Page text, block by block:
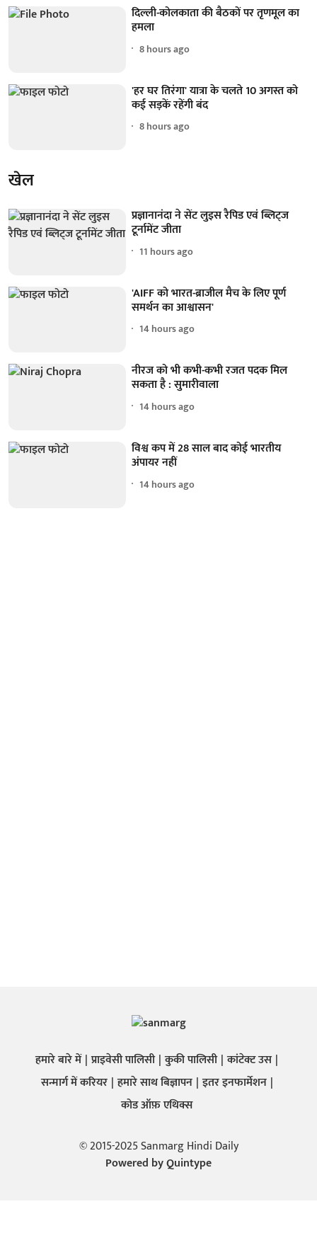
दिल्ली-कोलकाता की बैठकों पर तृणमूल का
हमला
8 hours ago
'हर घर तिरंगा' यात्रा के चलते 10 अगस्त को
कई सड़कें रहेंगी बंद
8 hours ago
खेल
प्रज्ञानानंदा ने सेंट लुइस रैपिड एवं ब्लिट्ज
टूर्नामेंट जीता
11 hours ago
'AIFF को भारत-ब्राजील मैच के लिए पूर्ण
समर्थन का आश्वासन'
14 hours ago
नीरज को भी कभी-कभी रजत पदक मिल
सकता है : सुमारीवाला
14 hours ago
विश्व कप में 28 साल बाद कोई भारतीय
अंपायर नहीं
14 hours ago
हमारे बारे में प्राइवेसी पालिसी कुकी पालिसी कांटेक्ट उस
सन्मार्ग में करियर हमारे साथ बिज्ञापन इतर इनफार्मेशन
कोड ऑफ़ एथिक्स
© 2015-2025 Sanmarg Hindi Daily
Powered byQuintype